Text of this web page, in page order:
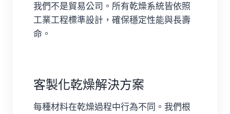
我們不是貿易公司。所有乾燥系統皆依照
工業工程標準設計，確保穩定性能與長壽
命。
客製化乾燥解決方案
每種材料在乾燥過程中行為不同。我們根